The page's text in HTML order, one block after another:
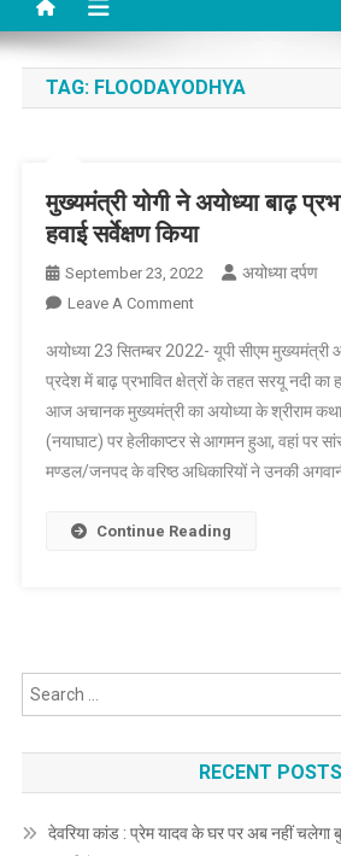
TAG: FLOODAYODHYA
मुख्यमंत्री योगी ने अयोध्या बाढ़
हवाई सर्वेक्षण किया
September 23, 2022 अयोध्या दर्पण
Leave A CommentOn
योगी
ने
अयोध्या
बाढ़
प्रभावित
का
अयोध्या 23 सितम्बर 2022- यूपी सीएम मुख्यमंत्री
प्रदेश में बाढ़ प्रभावित क्षेत्रों के तहत सरयू नदी का
आज अचानक मुख्यमंत्री का अयोध्या के श्रीराम कथा
(नयाघाट) पर हेलीकाप्टर से आगमन हुआ, वहां पर
मण्डल/जनपद के वरिष्ठ अधिकारियों ने उनकी
Continue Reading
RECENT POSTS
देवरिया कांड : प्रेम यादव के घर पर अब नहीं चलेगा